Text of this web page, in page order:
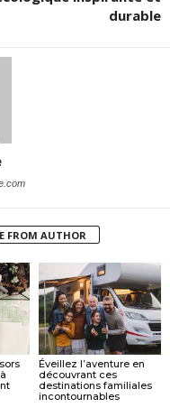
durable
FROM AUTHOR
Éveillez l’aventure en
découvrant ces
destinations familiales
incontournables